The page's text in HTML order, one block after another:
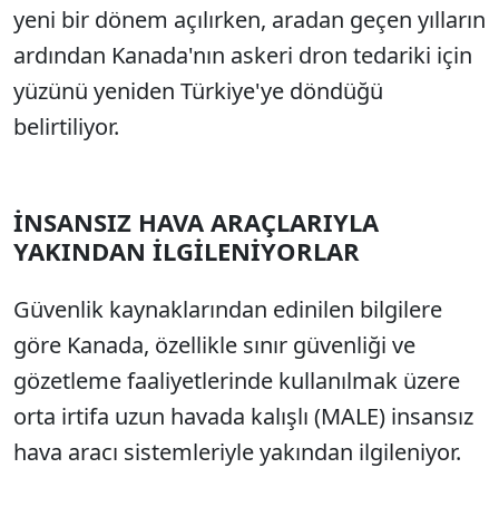
yeni bir dönem açılırken, aradan geçen yılların
ardından Kanada'nın askeri dron tedariki için
yüzünü yeniden Türkiye'ye döndüğü
belirtiliyor.
İNSANSIZ HAVA ARAÇLARIYLA
YAKINDAN İLGİLENİYORLAR
Güvenlik kaynaklarından edinilen bilgilere
göre Kanada, özellikle sınır güvenliği ve
gözetleme faaliyetlerinde kullanılmak üzere
orta irtifa uzun havada kalışlı (MALE) insansız
hava aracı sistemleriyle yakından ilgileniyor.